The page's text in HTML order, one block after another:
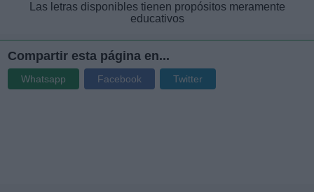
Las letras disponibles tienen propósitos meramente
educativos
Compartir esta página en...
Whatsapp Facebook Twitter